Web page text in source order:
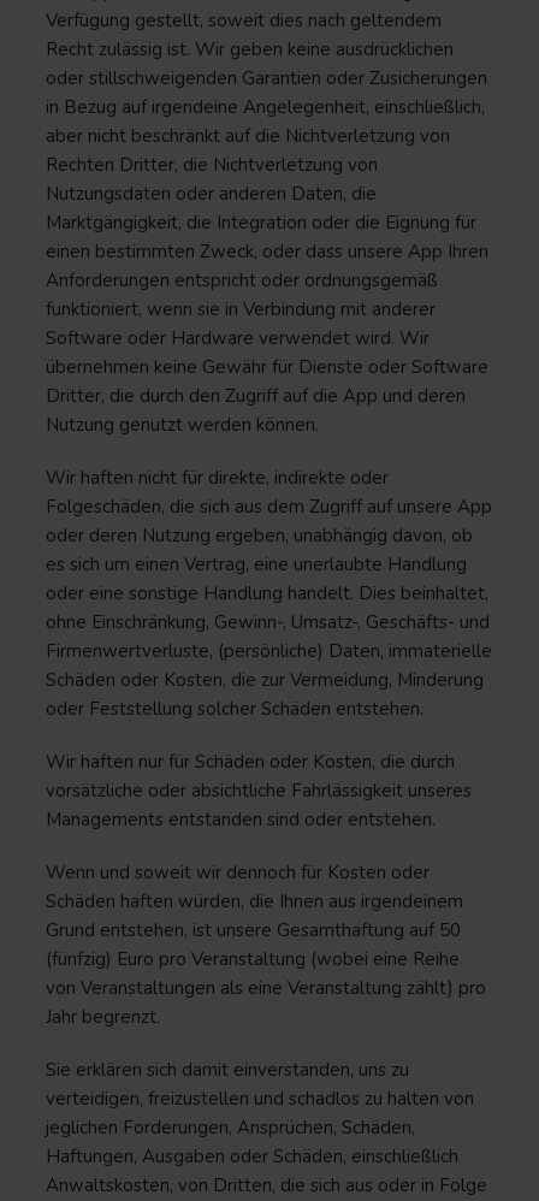
Verfügung gestellt, soweit dies nach geltendem
Recht zulässig ist. Wir geben keine ausdrücklichen
oder stillschweigenden Garantien oder Zusicherungen
in Bezug auf irgendeine Angelegenheit, einschließlich,
aber nicht beschränkt auf die Nichtverletzung von
Rechten Dritter, die Nichtverletzung von
Nutzungsdaten oder anderen Daten, die
Marktgängigkeit, die Integration oder die Eignung für
einen bestimmten Zweck, oder dass unsere App Ihren
Anforderungen entspricht oder ordnungsgemäß
funktioniert, wenn sie in Verbindung mit anderer
Software oder Hardware verwendet wird. Wir
übernehmen keine Gewähr für Dienste oder Software
Dritter, die durch den Zugriff auf die App und deren
Nutzung genutzt werden können.
Wir haften nicht für direkte, indirekte oder
Folgeschäden, die sich aus dem Zugriff auf unsere App
oder deren Nutzung ergeben, unabhängig davon, ob
es sich um einen Vertrag, eine unerlaubte Handlung
oder eine sonstige Handlung handelt. Dies beinhaltet,
ohne Einschränkung, Gewinn-, Umsatz-, Geschäfts- und
Firmenwertverluste, (persönliche) Daten, immaterielle
Schäden oder Kosten, die zur Vermeidung, Minderung
oder Feststellung solcher Schäden entstehen.
Wir haften nur für Schäden oder Kosten, die durch
vorsätzliche oder absichtliche Fahrlässigkeit unseres
Managements entstanden sind oder entstehen.
Wenn und soweit wir dennoch für Kosten oder
Schäden haften würden, die Ihnen aus irgendeinem
Grund entstehen, ist unsere Gesamthaftung auf 50
(fünfzig) Euro pro Veranstaltung (wobei eine Reihe
von Veranstaltungen als eine Veranstaltung zählt) pro
Jahr begrenzt.
Sie erklären sich damit einverstanden, uns zu
verteidigen, freizustellen und schadlos zu halten von
jeglichen Forderungen, Ansprüchen, Schäden,
Haftungen, Ausgaben oder Schäden, einschließlich
Anwaltskosten, von Dritten, die sich aus oder in Folge